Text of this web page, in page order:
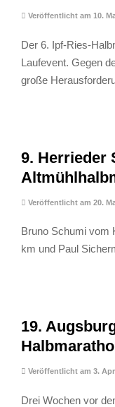
Veröffentlicht am 10.
Der 6. Ipf-Ries-
Laufevent. Gegen
große
9. Herrieder
Veröffentlicht am 20.
Bruno Schumi vom
km und Paul
19.
Veröffentlicht am 3.
Drei Wochen vor